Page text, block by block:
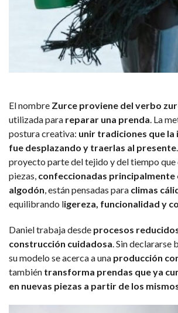
El nombre Zurce proviene del verbo
utilizada para reparar una prenda. La
postura creativa: unir tradiciones que
fue desplazando y traerlas al presente
proyecto parte del tejido y del tiempo que
piezas, confeccionadas principalmente
algodón, están pensadas para climas
equilibrando ligereza, funcionalidad y
Daniel trabaja desde procesos
construcción cuidadosa. Sin declararse
su modelo se acerca a una producción
también transforma prendas que ya
en nuevas piezas a partir de los